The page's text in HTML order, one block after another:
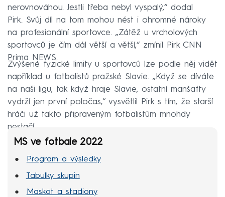
nerovnováhou. Jestli třeba nebyl vyspalý,“ dodal
Pirk. Svůj díl na tom mohou nést i ohromné nároky
na profesionální sportovce. „Zátěž u vrcholových
sportovců je čím dál větší a větší,“ zmínil Pirk CNN
Prima NEWS.
Zvýšené fyzické limity u sportovců lze podle něj vidět
například u fotbalistů pražské Slavie. „Když se díváte
na naši ligu, tak když hraje Slavie, ostatní manšafty
vydrží jen první poločas,“ vysvětlil Pirk s tím, že starší
hráči už takto připraveným fotbalistům mnohdy
nestačí.
MS ve fotbale 2022
Program a výsledky
Tabulky skupin
Maskot a stadiony